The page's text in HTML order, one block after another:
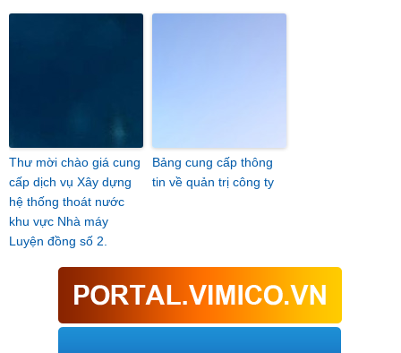
Thư mời chào giá cung
cấp dịch vụ Xây dựng
hệ thống thoát nước
khu vực Nhà máy
Luyện đồng số 2.
Bảng cung cấp thông
tin về quản trị công ty